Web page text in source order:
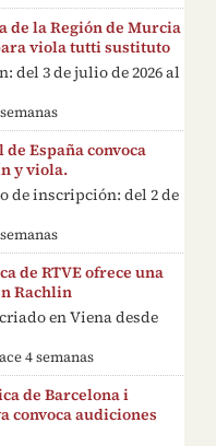
de la Región de Murcia
viola tutti sustituto
del 3 de julio de 2026 al
España convoca
y viola.
de inscripción: del 2 de
de RTVE ofrece una
Rachlin
en Viena desde
4 semanas
de Barcelona i
convoca audiciones